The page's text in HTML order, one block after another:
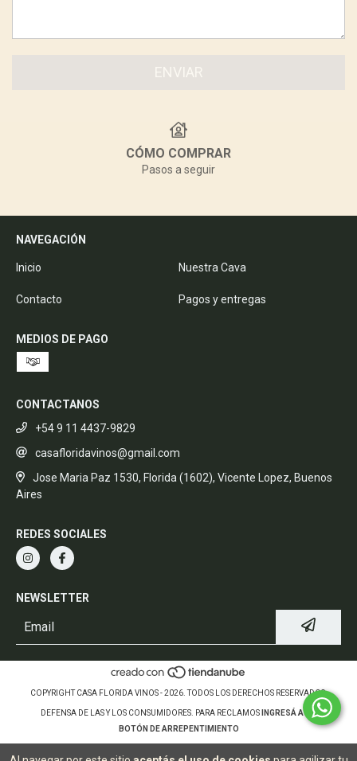
CÓMO COMPRAR
Pasos a seguir
NAVEGACIÓN
Inicio Nuestra Cava
Contacto Pagos y entregas
MEDIOS DE PAGO
CONTACTANOS
+54 9 11 4437-9829
casafloridavinos@gmail.com
Jose Maria Paz 1530, Florida (1602), Vicente Lopez, Buenos
Aires
REDES SOCIALES
NEWSLETTER
COPYRIGHT CASA FLORIDA VINOS - 2026. TODOS LOS DERECHOS RESERVADOS.
DEFENSA DE LAS Y LOS CONSUMIDORES. PARA RECLAMOS
INGRESÁ ACÁ.
BOTÓN DE ARREPENTIMIENTO